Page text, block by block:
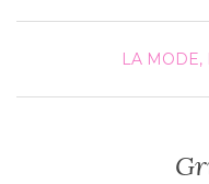
LA MODE,